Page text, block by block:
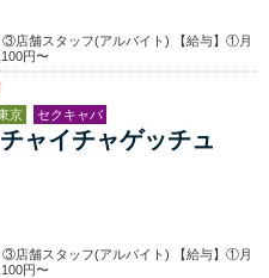
店舗スタッフ(アルバイト) 【給与】①月
円〜
京 セクキャバ
ャイチャゲッチュ
店舗スタッフ(アルバイト) 【給与】①月
円〜